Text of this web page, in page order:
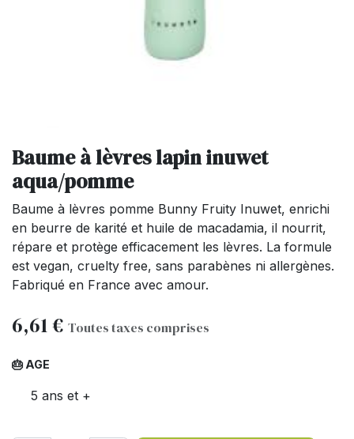
Baume à lèvres lapin inuwet
aqua/pomme
Baume à lèvres pomme Bunny Fruity Inuwet, enrichi
en beurre de karité et huile de macadamia, il nourrit,
répare et protège efficacement les lèvres. La formule
est vegan, cruelty free, sans parabènes ni allergènes.
Fabriqué en France avec amour.
6,61€ Toutes taxes comprises
🎂 AGE
5 ans et +